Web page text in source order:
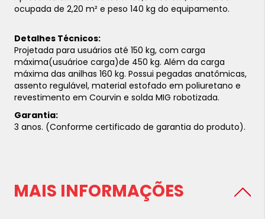
ocupada de 2,20 m² e peso 140 kg do equipamento.
Detalhes Técnicos:
Projetada para usuários até 150 kg, com carga
máxima(usuárioe carga)de 450 kg. Além da carga
máxima das anilhas 160 kg. Possui pegadas anatômicas,
assento regulável, material estofado em poliuretano e
revestimento em Courvin e solda MIG robotizada.
Garantia:
3 anos. (Conforme certificado de garantia do produto).
MAIS INFORMAÇÕES